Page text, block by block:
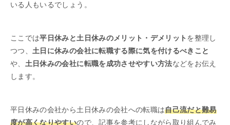
いる人もいるでしょう。
ここでは平日休みと土日休みのメリット・デメリット を整理し
つつ、土日に休みの会社に転職する際に気を付けるべきこと
や、 土日休みの会社に転職を成功させやすい方法などをお伝え
します。
平日休みの会社から土日休みの会社への転職は自己流だと難易
度が高くなりやすいので、記事を参考にしながら取り組んでみ